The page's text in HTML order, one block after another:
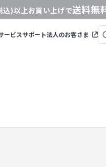
込)以上お買い上げで送料無
ービスサポート法人のお客さま